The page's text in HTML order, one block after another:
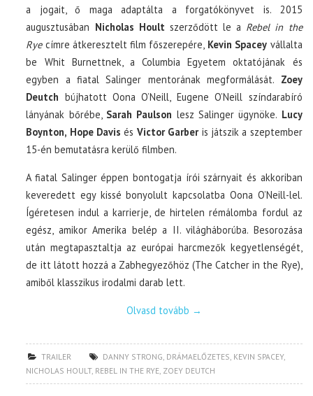
a jogait, ő maga adaptálta a forgatókönyvet is. 2015
augusztusában Nicholas Houltszerződött le a Rebel in the
Ryecímre átkeresztelt film főszerepére, Kevin Spacey vállalta
be Whit Burnettnek, a Columbia Egyetem oktatójának és
egyben a fiatal Salinger mentorának megformálását. Zoey
Deutch bújhatott Oona O’Neill, Eugene O’Neill színdarabíró
lányának bőrébe, Sarah Paulson lesz Salinger ügynöke. Lucy
Boynton, Hope Davis és Victor Garberis játszik a szeptember
15-én bemutatásra kerülő filmben.
A fiatal Salinger éppen bontogatja írói szárnyait és akkoriban
keveredett egy kissé bonyolult kapcsolatba Oona O’Neill-lel.
Ígéretesen indul a karrierje, de hirtelen rémálomba fordul az
egész, amikor Amerika belép a II. világháborúba. Besorozása
után megtapasztaltja az európai harcmezők kegyetlenségét,
de itt látott hozzá a Zabhegyezőhöz (The Catcher in the Rye),
amiből klasszikus irodalmi darab lett.
Olvasd tovább →
TRAILER DANNY STRONG, DRÁMAELŐZETES, KEVIN SPACEY,
NICHOLAS HOULT, REBEL IN THE RYE, ZOEY DEUTCH